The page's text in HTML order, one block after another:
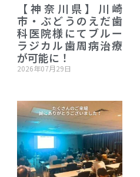
【神奈川県】川崎
市・ぶどうのえだ歯
科医院様にてブルー
ラジカル歯周病治療
が可能に！
2026年07月29日